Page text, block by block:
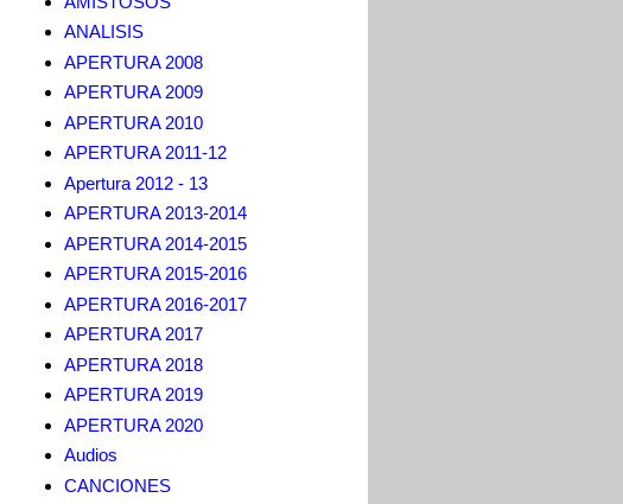
ANALISIS
APERTURA 2008
APERTURA 2009
APERTURA 2010
APERTURA 2011-12
Apertura 2012 - 13
APERTURA 2013-2014
APERTURA 2014-2015
APERTURA 2015-2016
APERTURA 2016-2017
APERTURA 2017
APERTURA 2018
APERTURA 2019
APERTURA 2020
Audios
CANCIONES